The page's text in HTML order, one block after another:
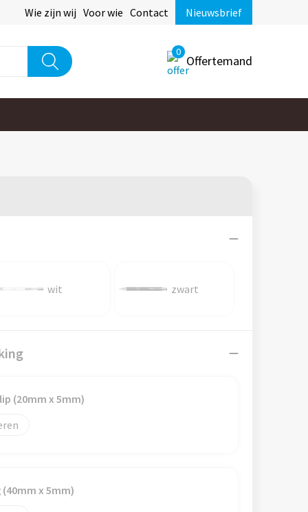
Wie zijn wij Voor wie Contact Nieuwsbrief
0
Offertemand
wit zwart
(20mm x 5mm)
x 5mm)